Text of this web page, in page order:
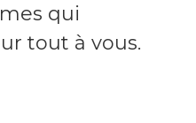
qui
tout à vous.